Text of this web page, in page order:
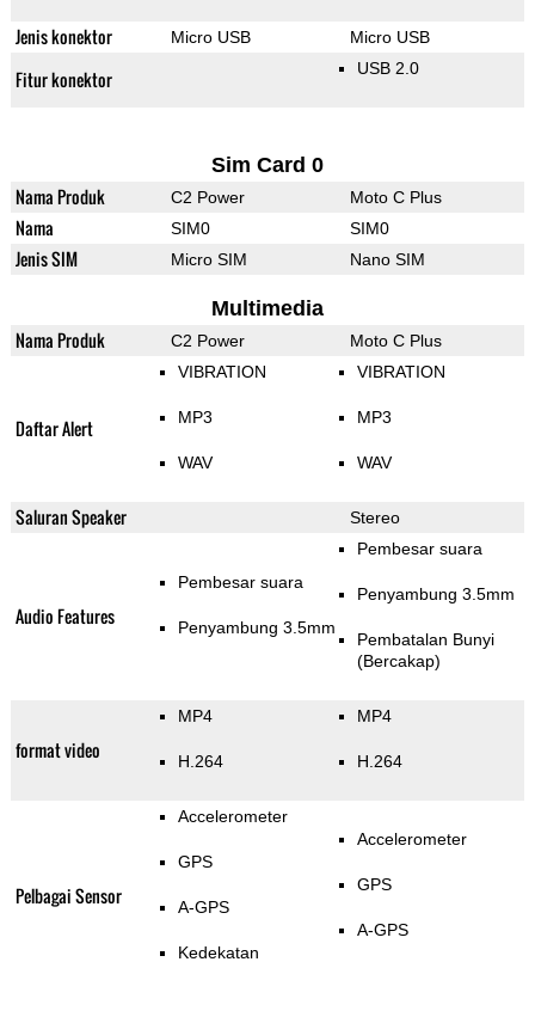
Jenis konektor Micro USB Micro USB
Fitur konektor USB 2.0
Sim Card 0
Nama Produk C2 Power Moto C Plus
Nama SIM0 SIM0
Jenis SIM Micro SIM Nano SIM
Multimedia
Nama Produk C2 Power Moto C Plus
Daftar Alert
VIBRATION
MP3
WAV
VIBRATION
MP3
WAV
Saluran Speaker Stereo
Audio Features
Pembesar suara
Penyambung 3.5mm
Pembesar suara
Penyambung 3.5mm
Pembatalan Bunyi
(Bercakap)
format video
MP4
H.264
MP4
H.264
Pelbagai Sensor
Accelerometer
GPS
A-GPS
Kedekatan
Accelerometer
GPS
A-GPS